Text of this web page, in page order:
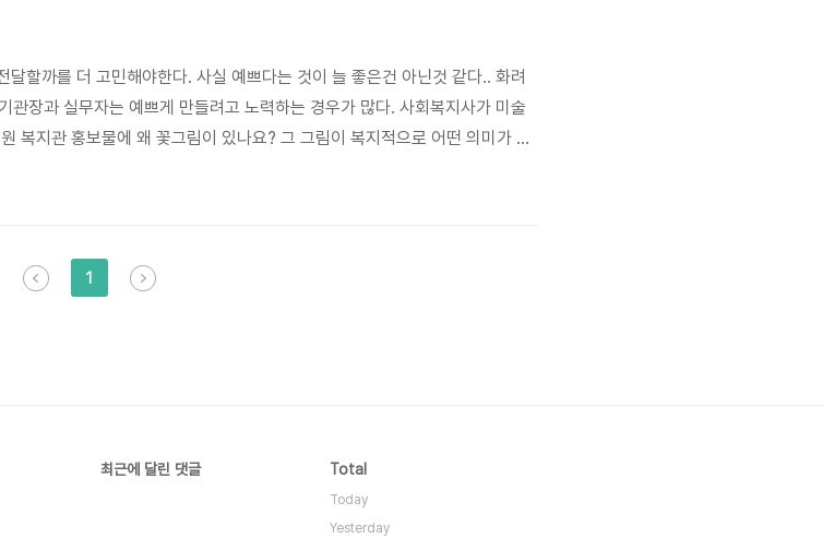
할까를 더 고민해야한다. 사실 예쁘다는 것이 늘 좋은건 아닌것 같다.. 화려
관장과 실무자는 예쁘게 만들려고 노력하는 경우가 많다. 사회복지사가 미술
복지관 홍보물에 왜 꽃그림이 있나요? 그 그림이 복지적으로 어떤 의미가 있
들은 무엇을 넣을까를 고민하지 않고 무엇을 뺄까를 고민하다고 합니다. 신
1
최근에 달린 댓글 Total
Today
Yesterday